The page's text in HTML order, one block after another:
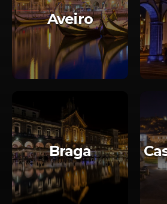
Aveiro
Braga